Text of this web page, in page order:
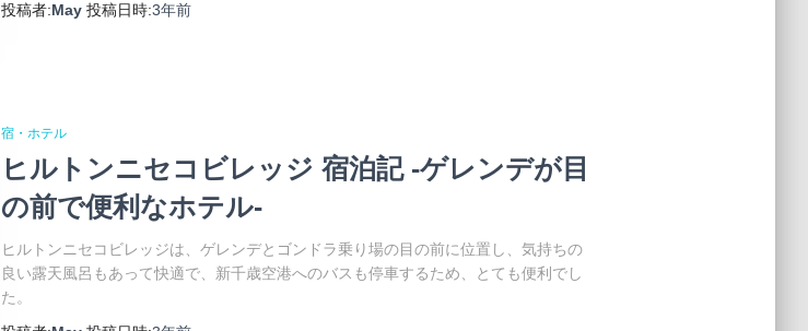
投稿者:May投稿日時:3年前
宿・ホテル
ヒルトンニセコビレッジ 宿泊記 -ゲレンデが目
の前で便利なホテル-
ヒルトンニセコビレッジは、ゲレンデとゴンドラ乗り場の目の前に位置し、気持ちの
良い露天風呂もあって快適で、新千歳空港へのバスも停車するため、とても便利でし
た。